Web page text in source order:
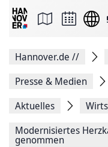
Seite
Facebook
teilen
Seitenlink
Seite
Drucken
Hannover.de //
Presse & Medien
Aktuelles
Modernisiertes
genommen